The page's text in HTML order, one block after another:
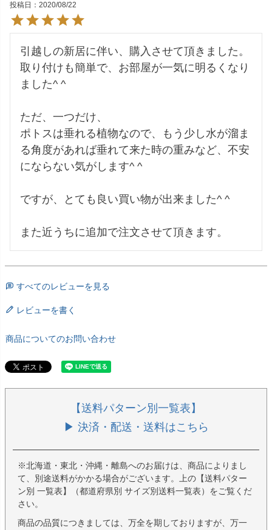
投稿日
2020/08/22
引越しの新居に伴い、購入させて頂きました。
取り付けも簡単で、お部屋が一気に明るくなり
ました^ ^
ただ、一つだけ、
ポトスは垂れる植物なので、もう少し水が溜ま
る角度があれば垂れて来た時の重みなど、不安
にならない気がします^ ^
ですが、とても良い買い物が出来ました^ ^
また近うちに追加で注文させて頂きます。
すべてのレビューを見る
レビューを書く
商品についてのお問い合わせ
【送料パターン別一覧表】
▶ 決済・配送・送料はこちら
※北海道・東北・沖縄・離島へのお届けは、商品によりまし
て、別途送料がかかる場合がございます。上の【送料パター
ン別 一覧表】（都道府県別 サイズ別送料一覧表）をご覧くだ
さい。
商品の品質につきましては、万全を期しておりますが、万一